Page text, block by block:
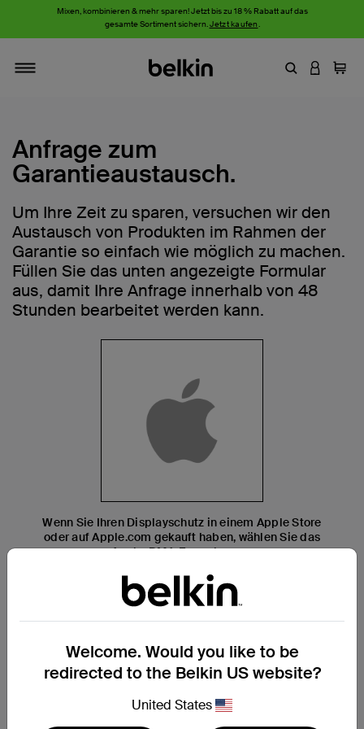
Mixen, kombinieren & mehr sparen! Jetzt bis zu 18 % Rabatt auf das
gesamte Sortiment sichern.Jetzt kaufen.
Stichwort
AN
Anfrage zum
Garantieaustausch.
Um Ihre Zeit zu sparen, versuchen wir den
Austausch von Produkten im Rahmen der
Garantie so einfach wie möglich zu machen.
Füllen Sie das unten angezeigte Formular
aus, damit Ihre Anfrage innerhalb von 48
Stunden bearbeitet werden kann.
Wenn Sie Ihren Displayschutz in einem Apple Store
oder auf Apple.com gekauft haben, wählen Sie das
Apple-RMA-Formular aus.
Welcome. Would you like to be
redirected to the Belkin US website?
United States